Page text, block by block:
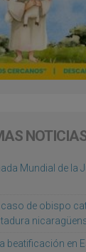
Mundial de la
caso de obispo
beatificación en